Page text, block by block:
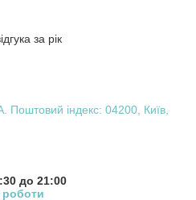
за рік
Поштовий індекс: 04200, Київ,
до 21:00
роботи